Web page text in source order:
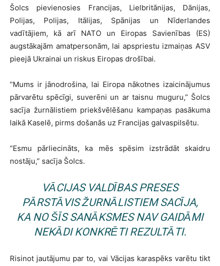
Šolcs pievienosies Francijas, Lielbritānijas, Dānijas,
Polijas, Polijas, Itālijas, Spānijas un Nīderlandes
vadītājiem, kā arī NATO un Eiropas Savienības (ES)
augstākajām amatpersonām, lai apspriestu izmaiņas ASV
pieejā Ukrainai un riskus Eiropas drošībai.
“Mums ir jānodrošina, lai Eiropa nākotnes izaicinājumus
pārvarētu spēcīgi, suverēni un ar taisnu muguru,” Šolcs
sacīja žurnālistiem priekšvēlēšanu kampaņas pasākuma
laikā Kaselē, pirms došanās uz Francijas galvaspilsētu.
“Esmu pārliecināts, ka mēs spēsim izstrādāt skaidru
nostāju,” sacīja Šolcs.
VĀCIJAS VALDĪBAS PRESES
PĀRSTĀVIS ŽURNĀLISTIEM SACĪJA,
KA NO ŠĪS SANĀKSMES NAV GAIDĀMI
NEKĀDI KONKRĒTI REZULTĀTI.
Risinot jautājumu par to, vai Vācijas karaspēks varētu tikt